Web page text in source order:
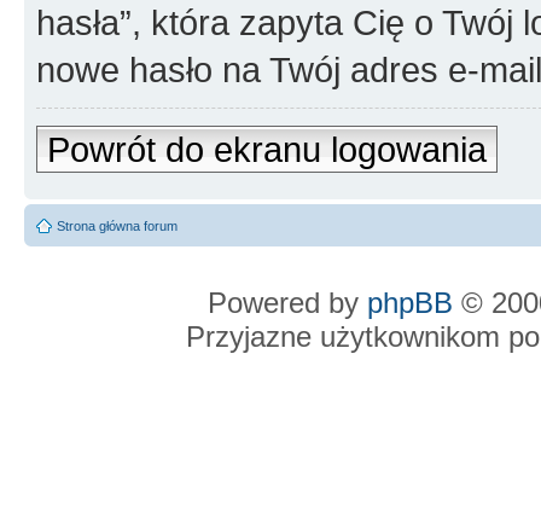
hasła”, która zapyta Cię o
nowe hasło na Twój adres e-
Powrót do ekranu logowania
Strona główna forum
Powered by phpBB ©
Przyjazne użytkownikom